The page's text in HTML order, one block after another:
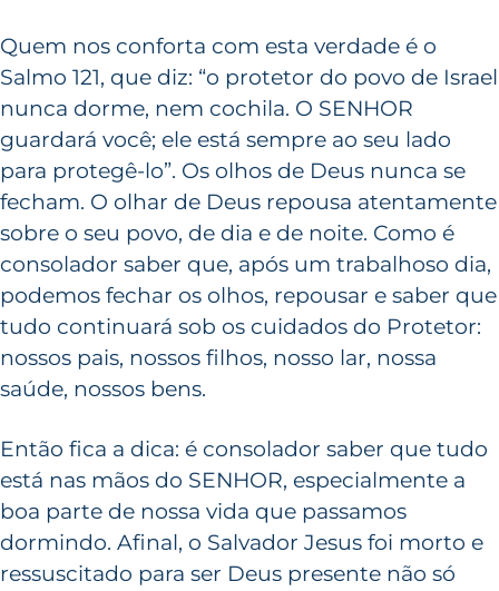
Quem nos conforta com esta verdade é o
Salmo 121, que diz: “o protetor do povo de Israel
nunca dorme, nem cochila. O SENHOR
guardará você; ele está sempre ao seu lado
para protegê-lo”. Os olhos de Deus nunca se
fecham. O olhar de Deus repousa atentamente
sobre o seu povo, de dia e de noite. Como é
consolador saber que, após um trabalhoso dia,
podemos fechar os olhos, repousar e saber que
tudo continuará sob os cuidados do Protetor:
nossos pais, nossos filhos, nosso lar, nossa
saúde, nossos bens.
Então fica a dica: é consolador saber que tudo
está nas mãos do SENHOR, especialmente a
boa parte de nossa vida que passamos
dormindo. Afinal, o Salvador Jesus foi morto e
ressuscitado para ser Deus presente não só